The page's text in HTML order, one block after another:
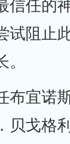
信任的
试阻止
布宜诺
贝戈格